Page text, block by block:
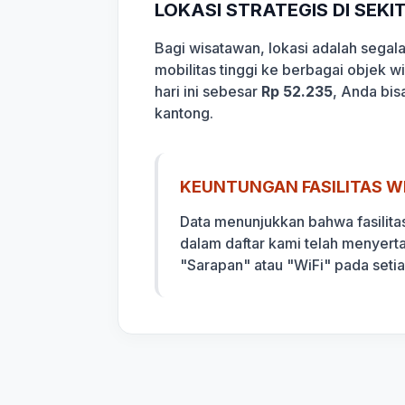
LOKASI STRATEGIS DI
Bagi wisatawan, lokasi adalah
mobilitas tinggi ke berbagai objek
hari ini sebesar Rp 52.235, Anda
kantong.
KEUNTUNGAN FASILITAS
Data menunjukkan bahwa
dalam daftar kami telah
"Sarapan" atau "WiFi" pada